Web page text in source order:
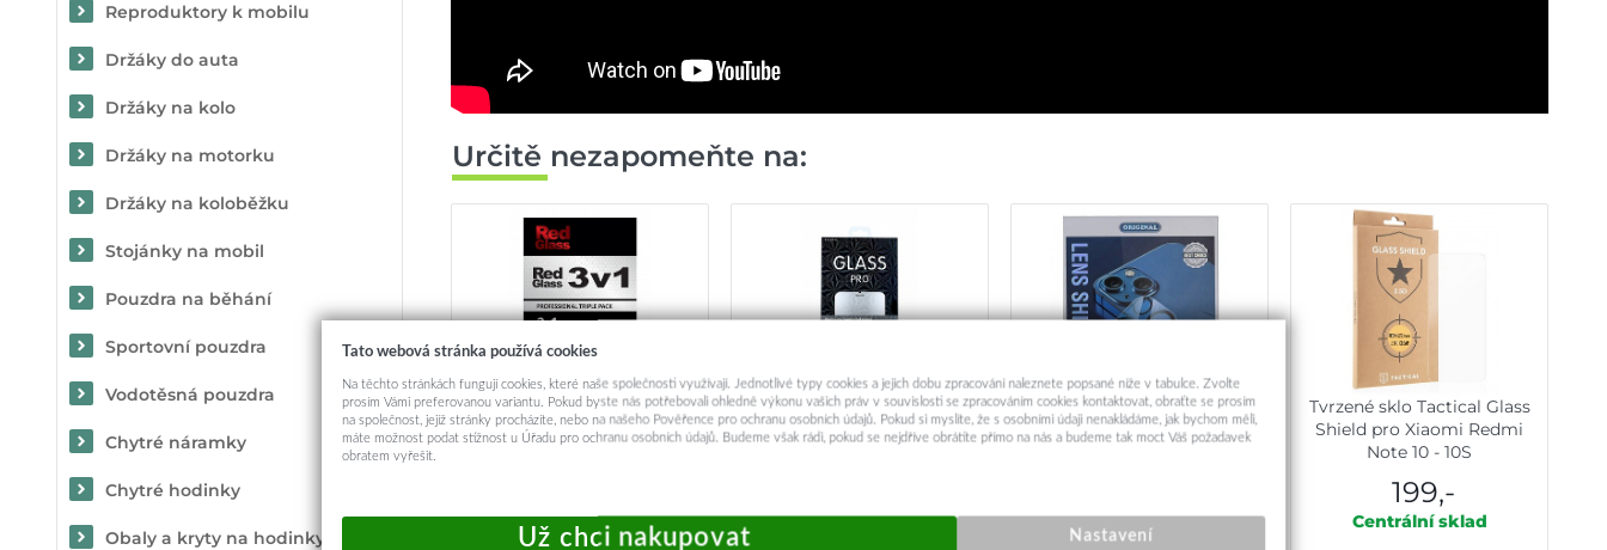
Reproduktory k mobilu
Držáky do auta
Držáky na kolo
Držáky na motorku
Držáky na koloběžku
Stojánky na mobil
Pouzdra na běhání
Sportovní pouzdra
Vodotěsná pouzdra
Chytré náramky
Chytré hodinky
Obaly a kryty na hodinky
Určitě nezapomeňte na:
Set ochrany telefonu
RedGlass na Xiaomi Redmi
Note 10 Triple Pack
Okamžité odeslání
Tvrzené sklo TopGlass na
Xiaomi Redmi Note 10 Full
Cover černé
Okamžité odeslání
Tvrzené sklo RedGlass na
zadní fotoaparát Xiaomi
Redmi Note 10
Okamžité odeslání
Tvrzené sklo Tactical Glass
Shield pro Xiaomi Redmi
Note 10 - 10S
199,-
Centrální sklad
Tato webová stránka používá cookies
Na těchto stránkách fungují cookies, které naše společnosti využívají. Jednotlivé typy cookies a jejich dobu zpracování naleznete popsané níže v tabulce. Zvolte
prosím Vámi preferovanou variantu. Pokud byste nás potřebovali ohledně výkonu vašich práv v souvislosti se zpracováním cookies kontaktovat, obraťte se prosím
na společnost, jejíž stránky procházíte, nebo na našeho Pověřence pro ochranu osobních údajů. Pokud si myslíte, že s osobními údaji nenakládáme, jak bychom měli,
máte možnost podat stížnost u Úřadu pro ochranu osobních údajů. Budeme však rádi, pokud se nejdříve obrátíte přímo na nás a budeme tak moct Váš požadavek
obratem vyřešit.
Nastavení